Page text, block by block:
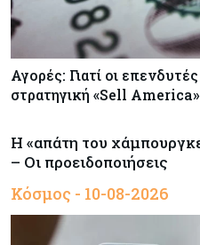
Αγορές: Γιατί οι
στρατηγική «Sell America»
Η «απάτη του
– Οι προειδοποιήσεις
Κόσμος - 10-08-2026